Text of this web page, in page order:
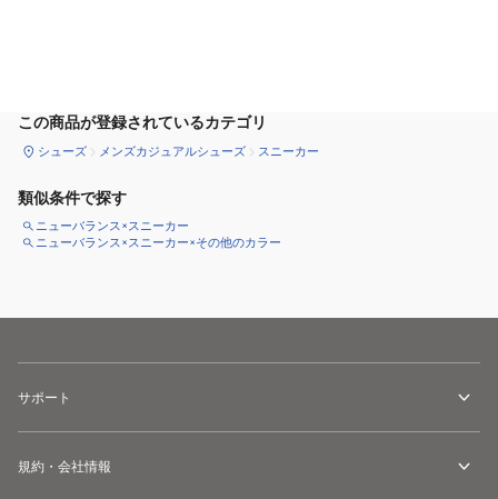
この商品が登録されているカテゴリ
シューズ メンズカジュアルシューズ スニーカー
類似条件で探す
ニューバランス×スニーカー
ニューバランス×スニーカー×その他のカラー
サポート
規約・会社情報